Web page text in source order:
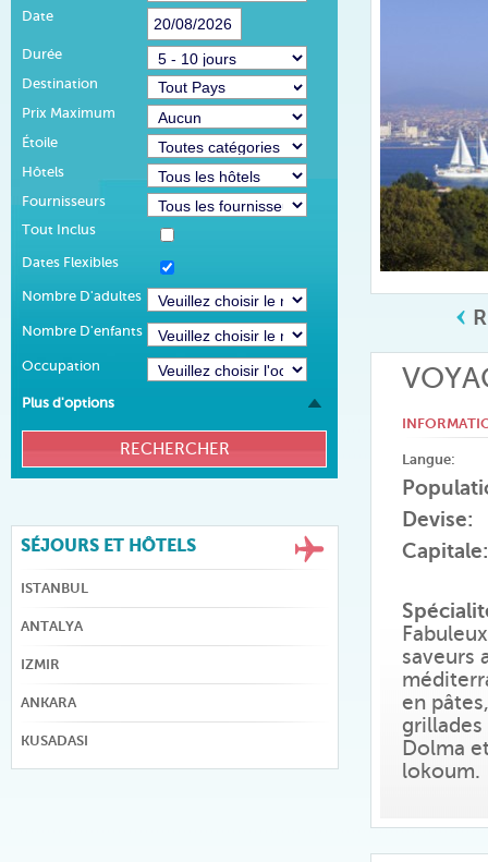
Date
Durée
Destination
Prix Maximum
Étoile
Hôtels
Fournisseurs
Tout Inclus
Dates Flexibles
Nombre D'adultes
Nombre D'enfants
Occupation
Plus d'options
SÉJOURS ET HÔTELS
ISTANBUL
ANTALYA
IZMIR
ANKARA
KUSADASI
Langue:
Devise:
Capitale:
saveurs
en
grillades
Dolma
lokoum.